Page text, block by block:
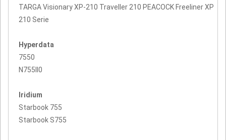
TARGA Visionary XP-210 Traveller 210 PEACOCK Freeliner XP
210 Serie
Hyperdata
7550
N755II0
Iridium
Starbook 755
Starbook S755